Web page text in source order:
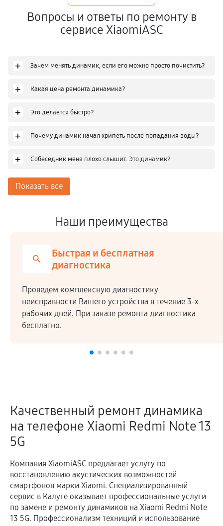
Вопросы и ответы по ремонту в
сервисе XiaomiASC
+ Зачем менять динамик, если его можно просто почистить?
+ Какая цена ремонта динамика?
+ Это делается быстро?
+ Почему динамик начал хрипеть после попадания воды?
+ Собеседник меня плохо слышит. Это динамик?
Показать все
Наши преимущества
Быстрая и бесплатная
диагностика
Проведем комплексную диагностику
неисправности Вашего устройства в течение 3-х
рабочих дней. При заказе ремонта диагностика
бесплатно.
Качественный ремонт динамика
на телефоне Xiaomi Redmi Note 13
5G
Компания XiaomiASC предлагает услугу по
восстановлению акустических возможностей
смартфонов марки Xiaomi. Специализированный
сервис в Калуге оказывает профессиональные услуги
по замене и ремонту динамиков на Xiaomi Redmi Note
13 5G. Профессионализм техниций и использование